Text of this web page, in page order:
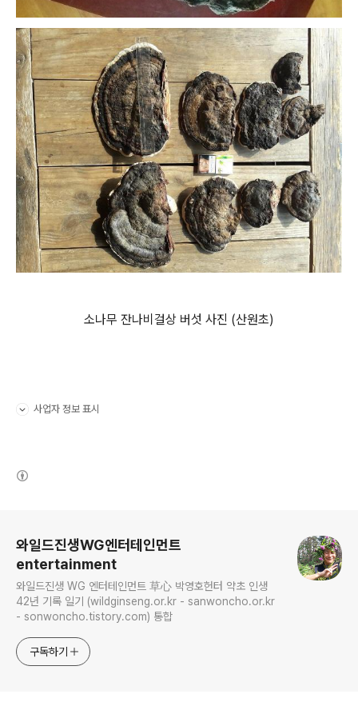
소나무 잔나비걸상 버섯 사진 (산원초)
사업자 정보 표시
와일드진생WG엔터테인먼트
entertainment
와일드진생 WG 엔터테인먼트 草心 박영호헌터 약초 인생
42년 기록 일기 (wildginseng.or.kr - sanwoncho.or.kr
- sonwoncho.tistory.com) 통합
구독하기